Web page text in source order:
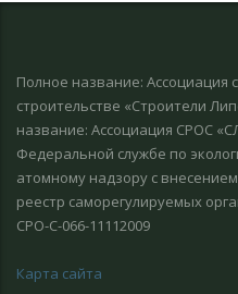
Полное название: Ассоциация
строительстве «Строители
название: Ассоциация СРОС
Федеральной службе по
атомному надзору с
реестр саморегулируемых
СРО-С-066-11112009
Карта сайта